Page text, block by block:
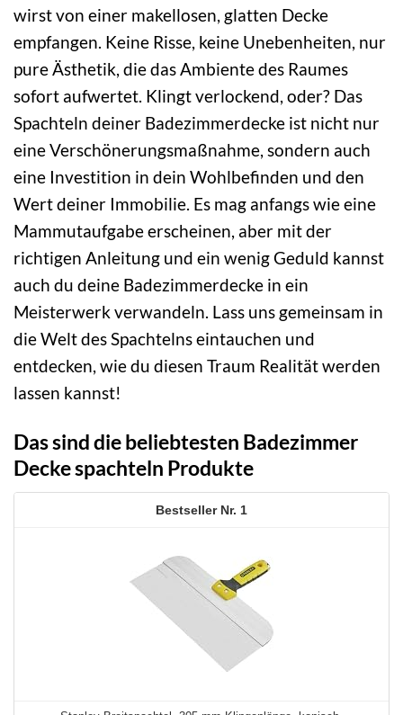
wirst von einer makellosen, glatten Decke
empfangen. Keine Risse, keine Unebenheiten, nur
pure Ästhetik, die das Ambiente des Raumes
sofort aufwertet. Klingt verlockend, oder? Das
Spachteln deiner Badezimmerdecke ist nicht nur
eine Verschönerungsmaßnahme, sondern auch
eine Investition in dein Wohlbefinden und den
Wert deiner Immobilie. Es mag anfangs wie eine
Mammutaufgabe erscheinen, aber mit der
richtigen Anleitung und ein wenig Geduld kannst
auch du deine Badezimmerdecke in ein
Meisterwerk verwandeln. Lass uns gemeinsam in
die Welt des Spachtelns eintauchen und
entdecken, wie du diesen Traum Realität werden
lassen kannst!
Das sind die beliebtesten Badezimmer
Decke spachteln Produkte
1